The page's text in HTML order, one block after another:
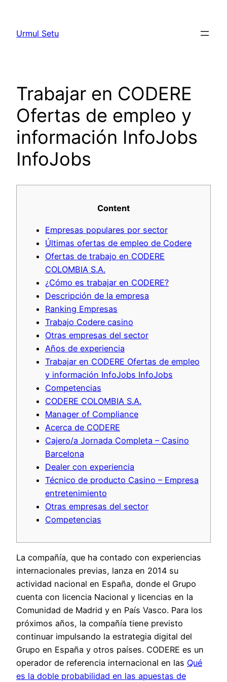
content
Urmul Setu
Trabajar en CODERE
Ofertas de empleo y
información InfoJobs
InfoJobs
Content
Empresas populares por sector
Últimas ofertas de empleo de Codere
Ofertas de trabajo en CODERE
COLOMBIA S.A.
¿Cómo es trabajar en CODERE?
Descripción de la empresa
Ranking Empresas
Trabajo Codere casino
Otras empresas del sector
Años de experiencia
Trabajar en CODERE Ofertas de empleo
y información InfoJobs InfoJobs
Competencias
CODERE COLOMBIA S.A.
Manager of Compliance
Acerca de CODERE
Cajero/a Jornada Completa – Casino
Barcelona
Dealer con experiencia
Técnico de producto Casino – Empresa
entretenimiento
Otras empresas del sector
Competencias
La compañía, que ha contado con experiencias
internacionales previas, lanza en 2014 su
actividad nacional en España, donde el Grupo
cuenta con licencia Nacional y licencias en la
Comunidad de Madrid y en País Vasco. Para los
próximos años, la compañía tiene previsto
continuar impulsando la estrategia digital del
Grupo en España y otros países. CODERE es un
operador de referencia internacional en las Qué
es la doble probabilidad en las apuestas de